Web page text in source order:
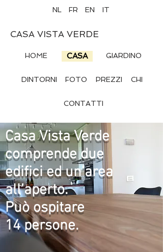
NL FR EN IT
CASA VISTA VERDE
HOME
DINTORNI
CASA
FOTO
GIARDINO
PREZZI CHI
CONTATTI
Casa Vista Verde
comprende due
edifici ed un’area
all’aperto.
Può ospitare
14 persone.